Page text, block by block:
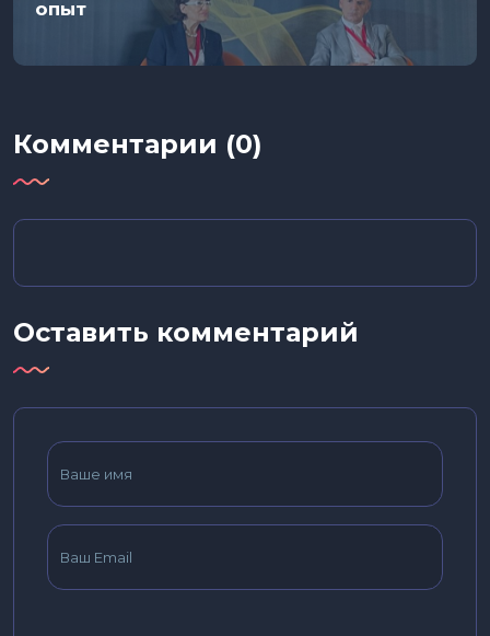
опыт
Комментарии (0)
Оставить комментарий